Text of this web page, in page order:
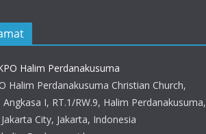
Halim Perdanakusuma Christian Church,
Angkasa I, RT.1/RW.9, Halim Perdanakusuma,
City, Jakarta, Indonesia